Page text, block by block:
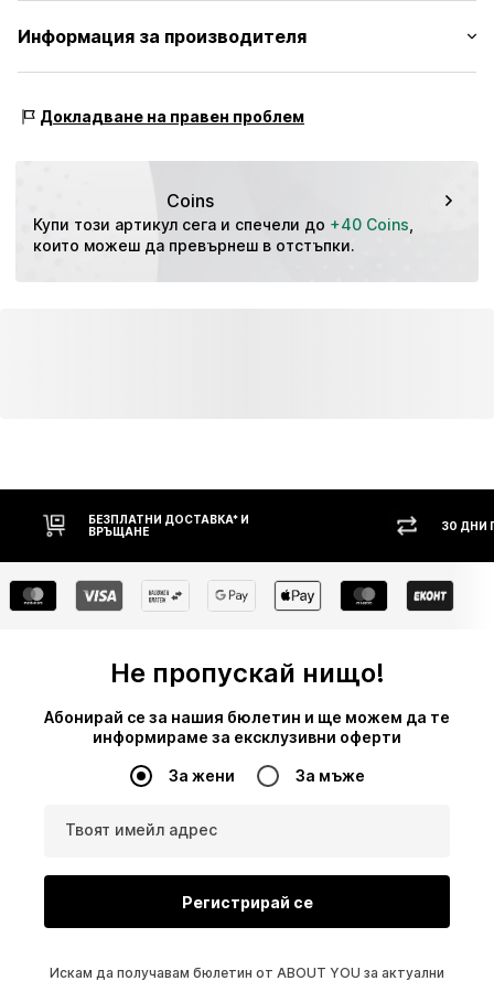
Класическа дамска риза
№ на артикул UCL5156001000001
Таблица с размери
Материал: 55% Лен, 45% Памук
Информация за производителя
64372 Ober-Ramstadt
Докладване на правен проблем
Coins
Купи този артикул сега и спечели до +40 Coins
които можеш да превърнеш в отстъпки.
БЕЗПЛАТНИ ДОСТАВКА* И
ВРЪЩАНЕ
30 ДНИ
Не пропускай нищо!
Абонирай се за нашия бюлетин и ще можем да те
информираме за ексклузивни оферти
За жени За мъже
Твоят имейл адрес
Регистрирай се
Искам да получавам бюлетин от ABOUT YOU за актуални